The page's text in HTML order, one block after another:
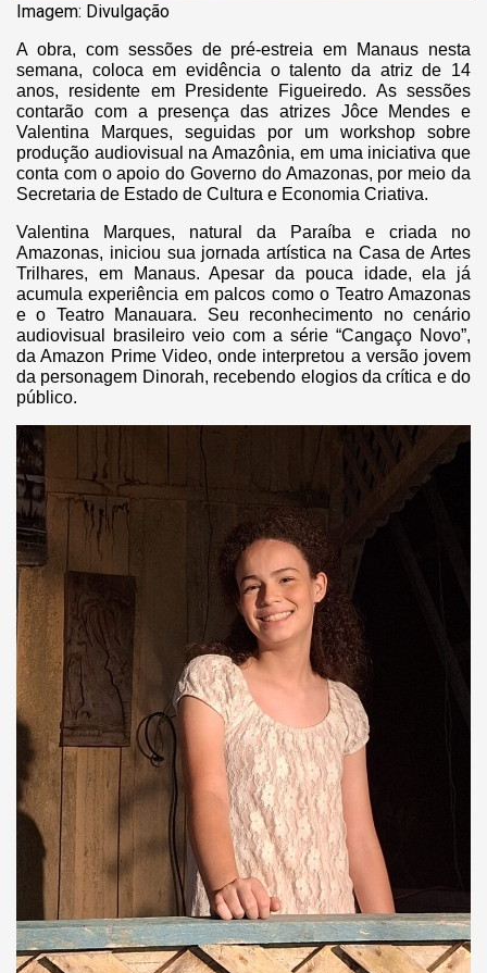
Imagem: Divulgação
A obra, com sessões de pré-estreia em Manaus nesta
semana, coloca em evidência o talento da atriz de 14
anos, residente em Presidente Figueiredo. As sessões
contarão com a presença das atrizes Jôce Mendes e
Valentina Marques, seguidas por um workshop sobre
produção audiovisual na Amazônia, em uma iniciativa que
conta com o apoio do Governo do Amazonas, por meio da
Secretaria de Estado de Cultura e Economia Criativa.
Valentina Marques, natural da Paraíba e criada no
Amazonas, iniciou sua jornada artística na Casa de Artes
Trilhares, em Manaus. Apesar da pouca idade, ela já
acumula experiência em palcos como o Teatro Amazonas
e o Teatro Manauara. Seu reconhecimento no cenário
audiovisual brasileiro veio com a série “Cangaço Novo”,
da Amazon Prime Video, onde interpretou a versão jovem
da personagem Dinorah, recebendo elogios da crítica e do
público.